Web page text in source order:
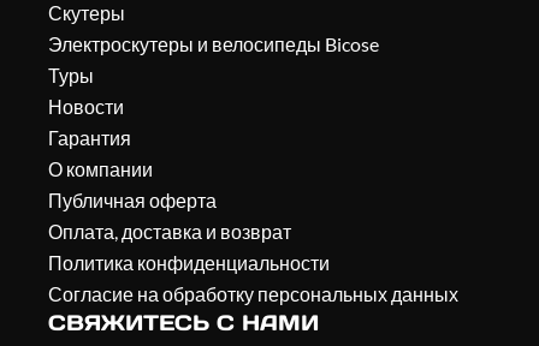
Скутеры
Электроскутеры и велосипеды Bicose
Туры
Новости
Гарантия
О компании
Публичная оферта
Оплата, доставка и возврат
Политика конфиденциальности
Согласие на обработку персональных данных
СВЯЖИТЕСЬ С НАМИ